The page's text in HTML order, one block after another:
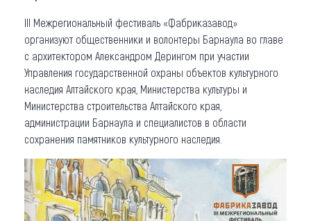
III Межрегиональный фестиваль «Фабриказавод»
организуют общественники и волонтеры Барнаула во главе
с архитектором Александром Дерингом при участии
Управления государственной охраны объектов культурного
наследия Алтайского края, Министерства культуры и
Министерства строительства Алтайского края,
администрации Барнаула и специалистов в области
сохранения памятников культурного наследия.